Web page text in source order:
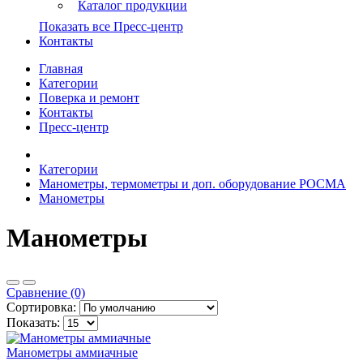
Каталог продукции
Показать все Пресс-центр
Контакты
Главная
Категории
Поверка и ремонт
Контакты
Пресс-центр
Категории
Манометры, термометры и доп. оборудование РОСМА
Манометры
Манометры
Сравнение (0)
Сортировка:
Показать:
Манометры аммиачные